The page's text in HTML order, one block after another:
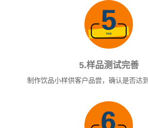
5.样品测试完善
制作饮品小样供客户品尝，确认是否达